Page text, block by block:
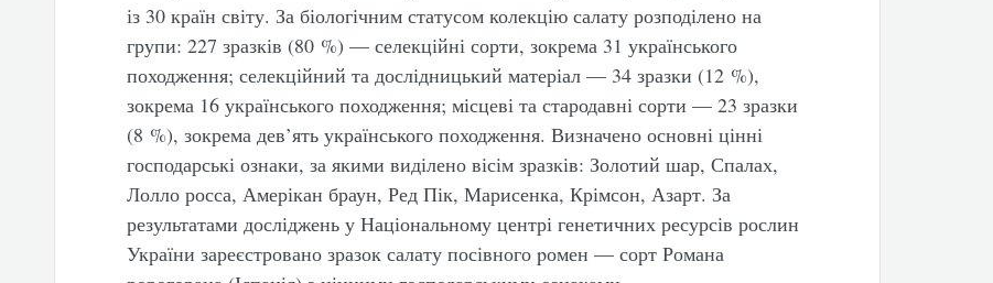
із 30 країн світу. За біологічним статусом колекцію салату розподілено на
групи: 227 зразків (80 %) — селекційні сорти, зокрема 31 українського
походження; селекційний та дослідницький матеріал — 34 зразки (12 %),
зокрема 16 українського походження; місцеві та стародавні сорти — 23 зразки
(8 %), зокрема дев’ять українського походження. Визначено основні цінні
господарські ознаки, за якими виділено вісім зразків: Золотий шар, Спалах,
Лолло росса, Амерікан браун, Ред Пік, Марисенка, Крімсон, Азарт. За
результатами досліджень у Національному центрі генетичних ресурсів рослин
України зареєстровано зразок салату посівного pомен — сорт Романа